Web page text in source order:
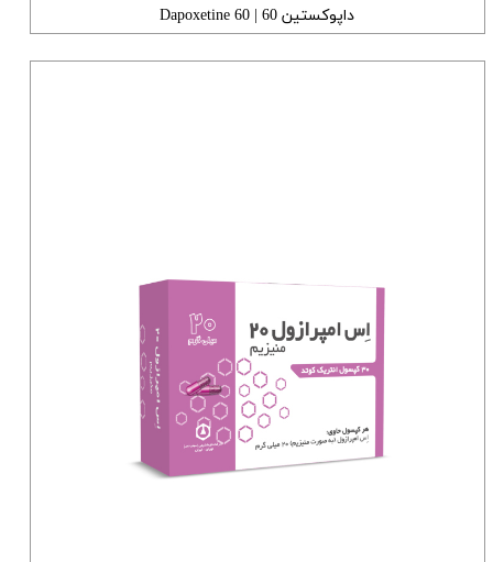
داپوکستین 60 | Dapoxetine 60